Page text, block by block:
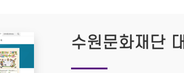
수원문화재단